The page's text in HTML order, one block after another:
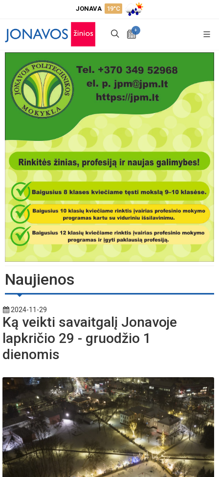
JONAVA 19°C
+
Naujienos
2024-11-29
Ką veikti savaitgalį Jonavoje
lapkričio 29 - gruodžio 1
dienomis